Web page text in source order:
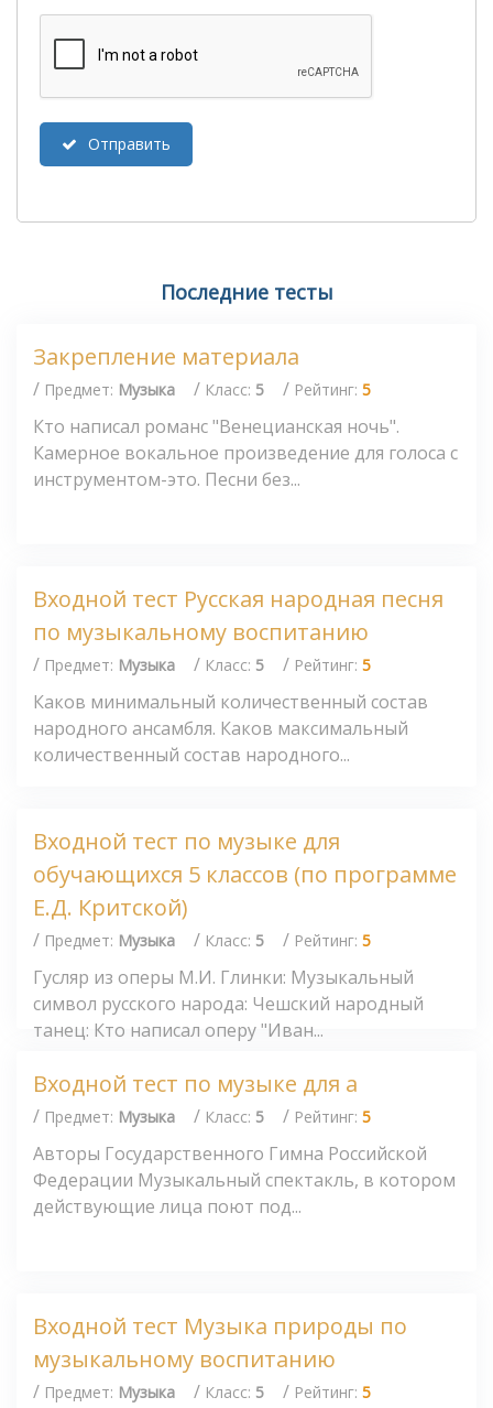
Отправить
Последние тесты
Закрепление материала
/ Предмет: Музыка / Класс: 5 / Рейтинг: 5
Кто написал романс "Венецианская ночь".
Камерное вокальное произведение для голоса с
инструментом-это. Песни без...
Входной тест Русская народная песня
по музыкальному воспитанию
/ Предмет: Музыка / Класс: 5 / Рейтинг: 5
Каков минимальный количественный состав
народного ансамбля. Каков максимальный
количественный состав народного...
Входной тест по музыке для
обучающихся 5 классов (по программе
Е.Д. Критской)
/ Предмет: Музыка / Класс: 5 / Рейтинг: 5
Гусляр из оперы М.И. Глинки: Музыкальный
символ русского народа: Чешский народный
танец: Кто написал оперу "Иван...
Входной тест по музыке для а
/ Предмет: Музыка / Класс: 5 / Рейтинг: 5
Авторы Государственного Гимна Российской
Федерации Музыкальный спектакль, в котором
действующие лица поют под...
Входной тест Музыка природы по
музыкальному воспитанию
/ Предмет: Музыка / Класс: 5 / Рейтинг: 5